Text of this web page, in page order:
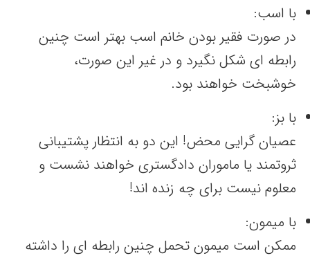
با اسب:
در صورت فقیر بودن خانم اسب بهتر است چنین
رابطه ای شکل نگیرد و در غیر این صورت،
خوشبخت خواهند بود.
با بز:
عصیان گرایی محض! این دو به انتظار پشتیبانی
ثروتمند یا ماموران دادگستری خواهند نشست و
معلوم نیست برای چه زنده اند!
با میمون:
ممکن است میمون تحمل چنین رابطه ای را داشته